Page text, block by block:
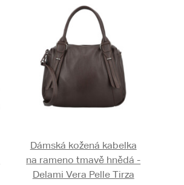
Dámská kožená kabelka
na rameno tmavě hnědá -
Delami Vera Pelle Tirza